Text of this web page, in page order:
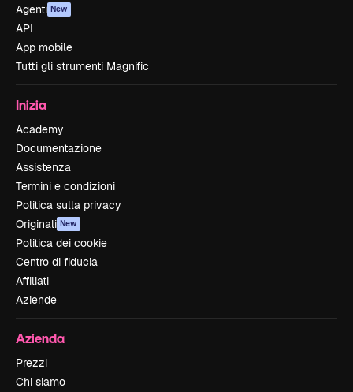
Agenti New
API
App mobile
Tutti gli strumenti Magnific
Inizia
Academy
Documentazione
Assistenza
Termini e condizioni
Politica sulla privacy
Originali New
Politica dei cookie
Centro di fiducia
Affiliati
Aziende
Azienda
Prezzi
Chi siamo